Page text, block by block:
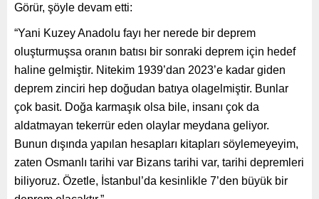
Görür, şöyle devam etti:
“Yani Kuzey Anadolu fayı her nerede bir deprem
oluşturmuşsa oranın batısı bir sonraki deprem için hedef
haline gelmiştir. Nitekim 1939’dan 2023’e kadar giden
deprem zinciri hep doğudan batıya olagelmiştir. Bunlar
çok basit. Doğa karmaşık olsa bile, insanı çok da
aldatmayan tekerrür eden olaylar meydana geliyor.
Bunun dışında yapılan hesapları kitapları söylemeyeyim,
zaten Osmanlı tarihi var Bizans tarihi var, tarihi depremleri
biliyoruz. Özetle, İstanbul’da kesinlikle 7’den büyük bir